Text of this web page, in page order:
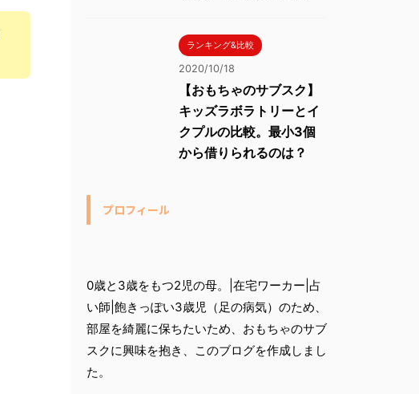
ランキング&比較
2020/10/18
【おもちゃのサブスク】
キッズラボラトリーとイ
クプルの比較。最小3個
から借りられるのは？
プロフィール
0歳と3歳をもつ2児の母。|在宅ワーカー|占
い師|飽きっぽい3歳児（足の病気）のため、
部屋を綺麗に保ちたいため、おもちゃのサブ
スクに興味を抱き、このブログを作成しまし
た。